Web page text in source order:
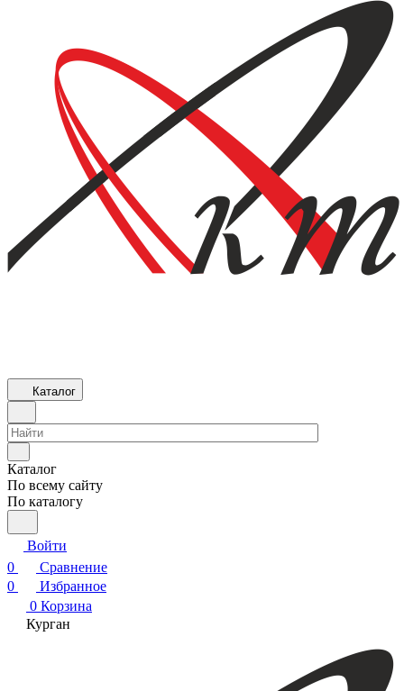
Каталог
Каталог
По всему сайту
По каталогу
Войти
0
Сравнение
0
Избранное
0 Корзина
Курган